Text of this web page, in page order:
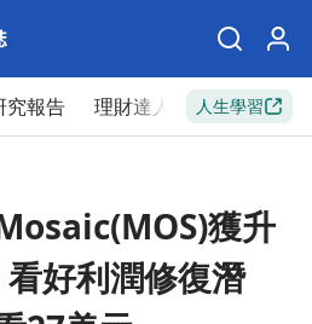
究報告 理財達人 新手入門
人生學習
獲升
好利潤修復潛